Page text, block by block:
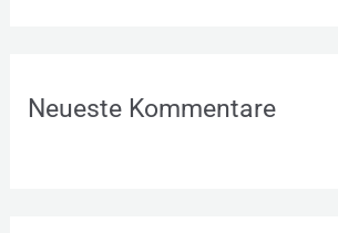
Neueste Kommentare